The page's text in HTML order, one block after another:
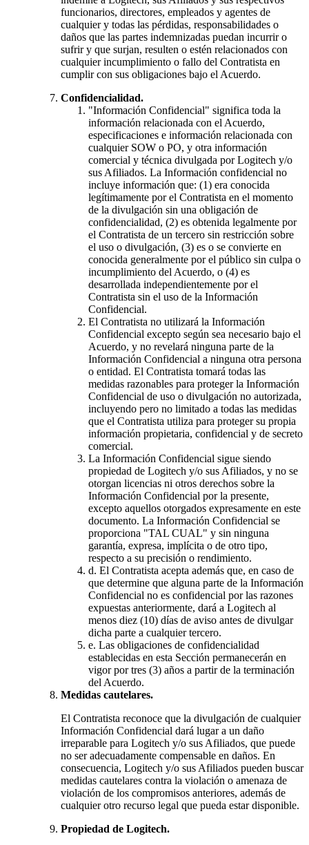
funcionarios, directores, empleados y agentes de
cualquier y todas las pérdidas, responsabilidades o
daños que las partes indemnizadas puedan incurrir o
sufrir y que surjan, resulten o estén relacionados con
cualquier incumplimiento o fallo del Contratista en
cumplir con sus obligaciones bajo el Acuerdo.
Confidencialidad.
"Información Confidencial" significa toda la
información relacionada con el Acuerdo,
especificaciones e información relacionada con
cualquier SOW o PO, y otra información
comercial y técnica divulgada por Logitech y/o
sus Afiliados. La Información confidencial no
incluye información que: (1) era conocida
legítimamente por el Contratista en el momento
de la divulgación sin una obligación de
confidencialidad, (2) es obtenida legalmente por
el Contratista de un tercero sin restricción sobre
el uso o divulgación, (3) es o se convierte en
conocida generalmente por el público sin culpa o
incumplimiento del Acuerdo, o (4) es
desarrollada independientemente por el
Contratista sin el uso de la Información
Confidencial.
El Contratista no utilizará la Información
Confidencial excepto según sea necesario bajo el
Acuerdo, y no revelará ninguna parte de la
Información Confidencial a ninguna otra persona
o entidad. El Contratista tomará todas las
medidas razonables para proteger la Información
Confidencial de uso o divulgación no autorizada,
incluyendo pero no limitado a todas las medidas
que el Contratista utiliza para proteger su propia
información propietaria, confidencial y de secreto
comercial.
La Información Confidencial sigue siendo
propiedad de Logitech y/o sus Afiliados, y no se
otorgan licencias ni otros derechos sobre la
Información Confidencial por la presente,
excepto aquellos otorgados expresamente en este
documento. La Información Confidencial se
proporciona "TAL CUAL" y sin ninguna
garantía, expresa, implícita o de otro tipo,
respecto a su precisión o rendimiento.
d. El Contratista acepta además que, en caso de
que determine que alguna parte de la Información
Confidencial no es confidencial por las razones
expuestas anteriormente, dará a Logitech al
menos diez (10) días de aviso antes de divulgar
dicha parte a cualquier tercero.
e. Las obligaciones de confidencialidad
establecidas en esta Sección permanecerán en
vigor por tres (3) años a partir de la terminación
del Acuerdo.
Medidas cautelares.
El Contratista reconoce que la divulgación de cualquier
Información Confidencial dará lugar a un daño
irreparable para Logitech y/o sus Afiliados, que puede
no ser adecuadamente compensable en daños. En
consecuencia, Logitech y/o sus Afiliados pueden buscar
medidas cautelares contra la violación o amenaza de
violación de los compromisos anteriores, además de
cualquier otro recurso legal que pueda estar disponible.
Propiedad de Logitech.